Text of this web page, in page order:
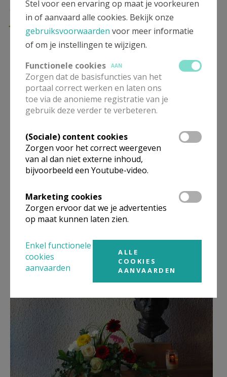
Blessed Edward Poppe, a priest
for today
Heavenly Father,
blessed Edward Poppe.
Trough his intercession graciously hear our prayer.
Grant that our love for your Son,
for his Church, and for the blessed Eucharist may
May his testimony encourage many to live as true
Christians.
May his example inspire young men to become
Hasten the day of his glorification in the communion
of your saints.
We ask this through the intercession of Mary, his
Amen.
Stel voor een ervaring op maat je voorkeuren
in of aanvaard alle cookies. Bekijk onze
gebruiksvoorwaarden voor meer informatie
of om je instellingen te wijzigen.
Functionele cookies
AAN
Zorgen dat de basisfuncties van het
portaal correct werken en laten ons
toe via de anonieme registratie van je
gebruik deze verder te verbeteren.
(Sociale) content cookies
Zorgen voor het correct weergeven
van al dan niet externe inhoud,
bijvoorbeeld een Youtube-video.
Marketing cookies
Zorgen ervoor dat we je advertenties
op maat kunnen laten zien.
Enkel functionele
cookies
aanvaarden
ALLE
COOKIES
AANVAARDEN